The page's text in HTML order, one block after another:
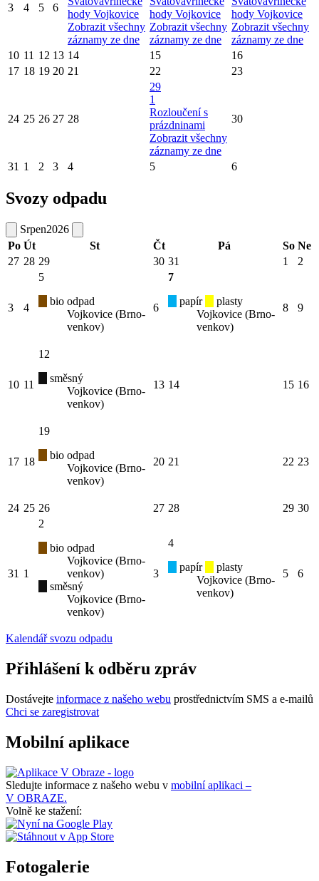
3 4 5 6
hody Vojkovice
Zobrazit všechny
záznamy ze dne
hody Vojkovice
Zobrazit všechny
záznamy ze dne
hody Vojkovice
Zobrazit všechny
záznamy ze dne
10 11 12 13 14 15
16
17 18 19 20 21 22 23
24 25 26 27 28
29
1
Rozloučení s
prázdninami
Zobrazit všechny
záznamy ze dne
30
31 1 2 3 4 5 6
Svozy odpadu
Srpen2026
Po Út St Čt Pá So Ne
27 28 29 30 31 1 2
3 4
5
bio odpad
Vojkovice (Brno-
venkov)
6
7
papír
plasty
Vojkovice (Brno-
venkov)
8 9
10 11
12
směsný
Vojkovice (Brno-
venkov)
13 14 15 16
17 18
19
bio odpad
Vojkovice (Brno-
venkov)
20 21 22 23
24 25 26 27 28 29 30
31 1
2
bio odpad
Vojkovice (Brno-
venkov)
směsný
Vojkovice (Brno-
venkov)
3
4
papír
plasty
Vojkovice (Brno-
venkov)
5 6
Kalendář svozu odpadu
Přihlášení k odběru zpráv
Dostávejte informace z našeho webu prostřednictvím SMS a e-mailů
Chci se zaregistrovat
Mobilní aplikace
Sledujte informace z našeho webu v mobilní aplikaci –
V OBRAZE.
Volně ke stažení:
Fotogalerie